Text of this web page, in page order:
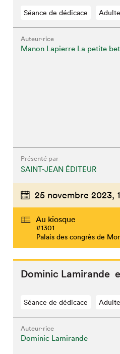
Séance de dédicace Adulte
Auteur·rice
Manon Lapierre La petite
Présenté par
SAINT-JEAN ÉDITEUR
25 novembre 2023,
Au kiosque
#1301
Palais des congrès de
Dominic Lamirande
Séance de dédicace Adulte
Auteur·rice
Dominic Lamirande